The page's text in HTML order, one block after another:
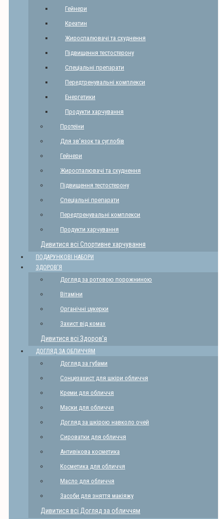
Гейнери
Креатин
Жироспалювачі та схуднення
Підвищення тестостерону
Спеціальні препарати
Передтренувальні комплекси
Енергетики
Продукти харчування
Протеїни
Для зв'язок та суглобів
Гейнери
Жироспалювачі та схуднення
Підвищення тестостерону
Спеціальні препарати
Передтренувальні комплекси
Продукти харчування
Дивитися всі Спортивне харчування
ПОДАРУНКОВІ НАБОРИ
ЗДОРОВ'Я
Догляд за ротовою порожниною
Вітаміни
Органічні цукерки
Захист від комах
Дивитися всі Здоров'я
ДОГЛЯД ЗА ОБЛИЧЧЯМ
Догляд за губами
Сонцезахист для шкіри обличчя
Креми для обличчя
Маски для обличчя
Догляд за шкірою навколо очей
Сироватки для обличчя
Антивікова косметика
Косметика для обличчя
Масло для обличчя
Засоби для зняття макіяжу
Дивитися всі Догляд за обличчям